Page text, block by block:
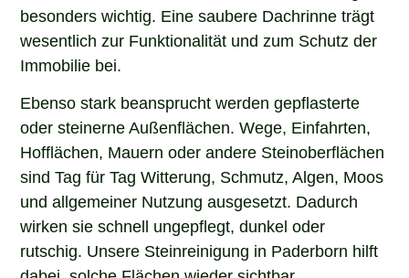
besonders wichtig. Eine saubere Dachrinne trägt
wesentlich zur Funktionalität und zum Schutz der
Immobilie bei.
Ebenso stark beansprucht werden gepflasterte
oder steinerne Außenflächen. Wege, Einfahrten,
Hofflächen, Mauern oder andere Steinoberflächen
sind Tag für Tag Witterung, Schmutz, Algen, Moos
und allgemeiner Nutzung ausgesetzt. Dadurch
wirken sie schnell ungepflegt, dunkel oder
rutschig. Unsere Steinreinigung in Paderborn hilft
dabei, solche Flächen wieder sichtbar